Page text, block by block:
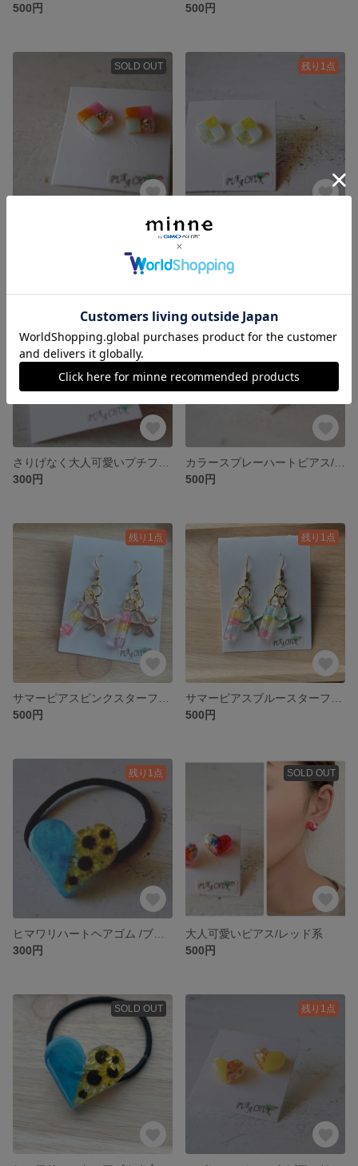
500円
500円
SOLD OUT
カルテットスクエアピアス/オレンジ系
残り1点
300円
500円
残り1点
500円
残り1点
500円
残り1点
300円
SOLD OUT
大人可愛いピアス/レッド系
500円
SOLD OUT 残り1点